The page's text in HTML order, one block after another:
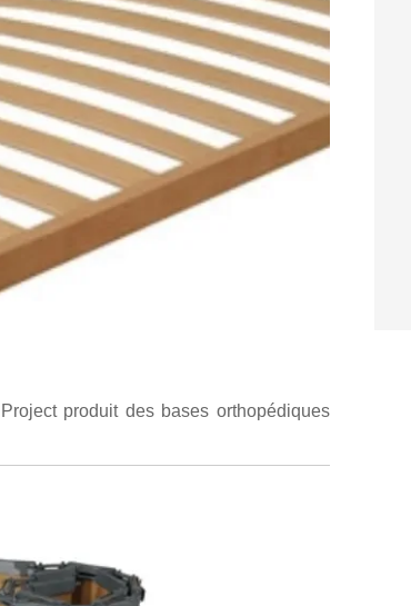
produit des bases orthopédiques